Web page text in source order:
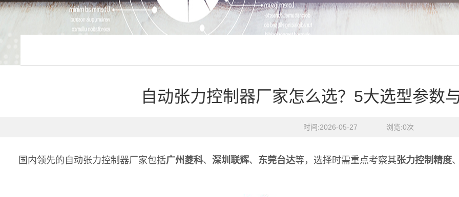
自动张力控制器厂家怎么选？5大选型参数
时间:2026-05-27    浏览:0次
国内领先的自动张力控制器厂家包括广州菱科、 深圳联辉、 东莞台达等，选择时需重点考察其张力控制精度